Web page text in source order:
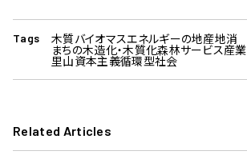
Tags 木質バイオマスエネルギーの地産地消
まちの木造化・木質化森林サービス産業
里山資本主義循環型社会
Related Articles